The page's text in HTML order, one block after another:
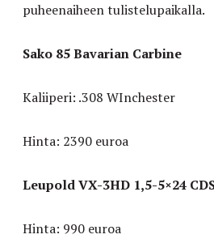
puheenaiheen tulistelupaikalla.
Sako 85 Bavarian Carbine
Kaliiperi: .308 WInchester
Hinta: 2390 euroa
Leupold VX-3HD 1,5-5×24
Hinta: 990 euroa